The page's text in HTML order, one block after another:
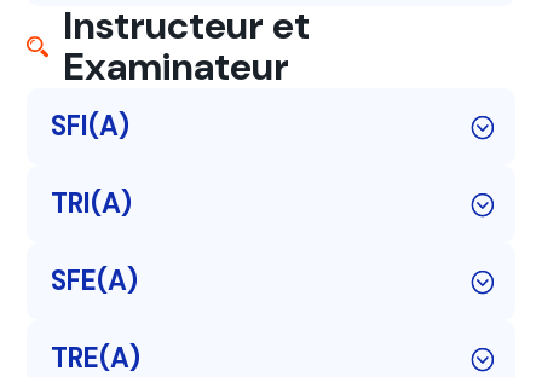
Instructeur et
Examinateur
SFI(A)
TRI(A)
SFE(A)
TRE(A)